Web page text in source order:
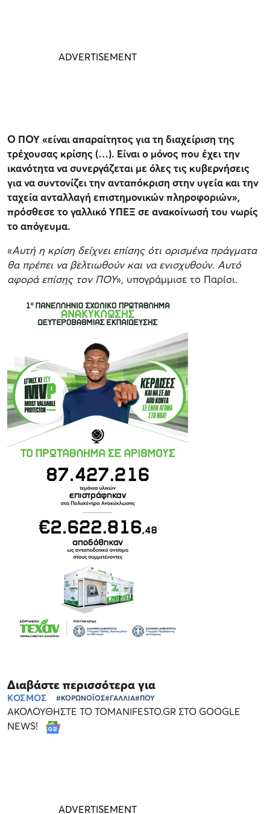
Ο ΠΟΥ «είναι απαραίτητος για τη διαχείριση της
τρέχουσας κρίσης (…). Είναι ο μόνος που έχει την
ικανότητα να συνεργάζεται με όλες τις κυβερνήσεις
για να συντονίζει την ανταπόκριση στην υγεία και την
ταχεία ανταλλαγή επιστημονικών πληροφοριών»,
πρόσθεσε το γαλλικό ΥΠΕΞ σε ανακοίνωσή του νωρίς
το απόγευμα.
«Αυτή η κρίση δείχνει επίσης ότι ορισμένα πράγματα
θα πρέπει να βελτιωθούν και να ενισχυθούν. Αυτό
αφορά επίσης τον ΠΟΥ», υπογράμμισε το Παρίσι.
Διαβάστε περισσότερα για
ΚΟΣΜΟΣ #ΚΟΡΩΝΟΪΟΣ#ΓΑΛΛΙΑ#ΠΟΥ
ΑΚΟΛΟΥΘΗΣΤΕ ΤΟ TOMANIFESTO.GR ΣΤΟ GOOGLE
NEWS!